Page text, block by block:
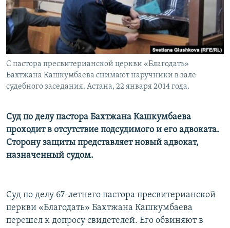
С пастора пресвитерианской церкви «Благодать»
Бахтжана Кашкумбаева снимают наручники в зале
судебного заседания. Астана, 22 января 2014 года.
Cуд по делу пастора Бахтжана Кашкумбаева
проходит в отсутствие подсудимого и его адвоката.
Сторону защиты представляет новый адвокат,
назначенный судом.
Суд по делу 67-летнего пастора пресвитерианской
церкви «Благодать» Бахтжана Кашкумбаева
перешел к допросу свидетелей. Его обвиняют в